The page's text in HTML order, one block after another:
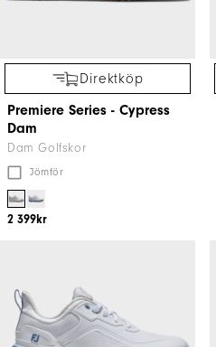
Direktköp
Premiere Series - Cypress
Dam
Dam Golfskor
Jömför
2 399kr